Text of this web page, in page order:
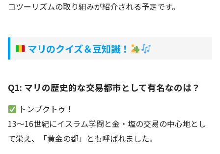
コツーリズムの取り組みが紹介される予定です。
マリのクイズ＆豆知識！
Q1: マリの歴史的な交易都市として有名なのは？
トンブクトゥ！
13～16世紀にイスラム学問と金・塩の交易の中心地とし
て栄え、「黄金の都」とも呼ばれました。